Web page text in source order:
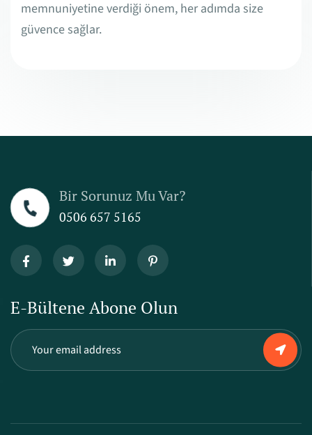
memnuniyetine verdiği önem, her adımda size
güvence sağlar.
Bir Sorunuz Mu Var?
0506 657 5165
E-Bültene Abone Olun